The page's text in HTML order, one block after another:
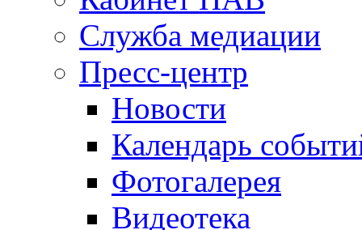
Служба медиации
Пресс-центр
Новости
Календарь
Фотогалерея
Видеотека